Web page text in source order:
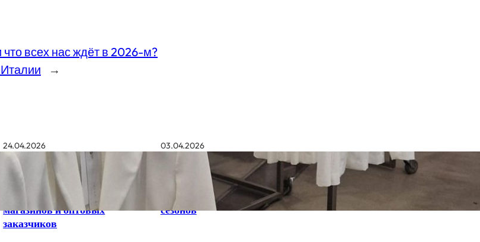
всех нас ждёт в 2026-м?
→
24.04.2026
Patrizia Pepe: Стратегия
успешных продаж. Обзор бренда
для владельцев модных
магазинов и оптовых
заказчиков
03.04.2026
Бренд Liu Jo оптом из Италии:
новые коллекции для
предзаказов и сток прошлых
сезонов